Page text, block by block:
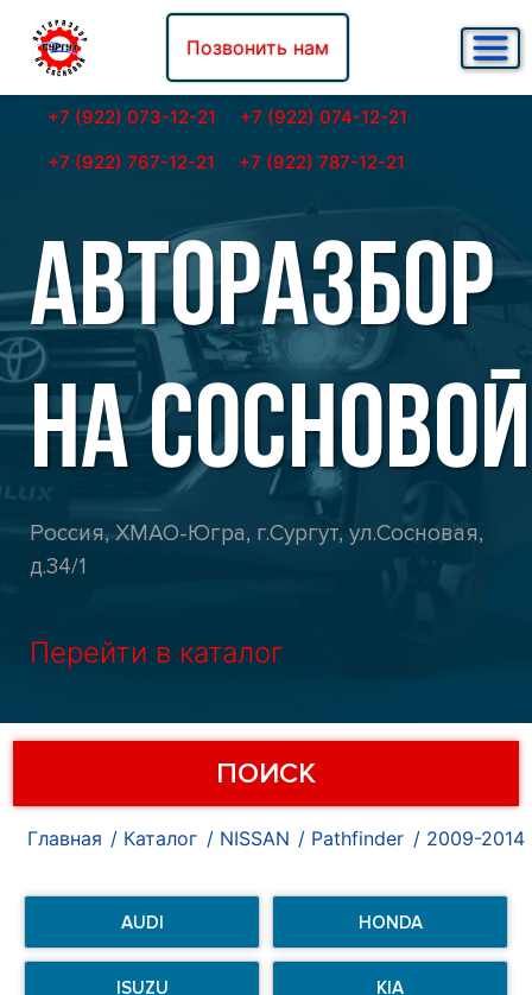
Позвонить нам
+7 (922) 073-12-21
+7 (922) 074-12-21
+7 (922) 767-12-21
+7 (922) 787-12-21
АВТОРАЗБОР
НА СОСНОВОЙ
Россия, ХМАО-Югра, г.Сургут, ул.Сосновая,
д.34/1
Перейти в каталог
ПОИСК
Главная Каталог NISSAN Pathfinder 2009-2014
AUDI HONDA
ISUZU KIA